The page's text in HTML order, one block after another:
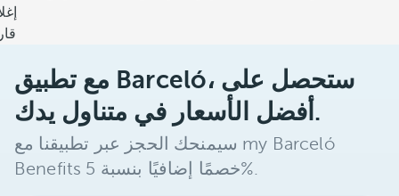
مع تطبيق Barceló، ستحصل على
أفضل الأسعار في متناول يدك.
سيمنحك الحجز عبر تطبيقنا مع my Barceló
Benefits خصمًا إضافيًا بنسبة 5%.